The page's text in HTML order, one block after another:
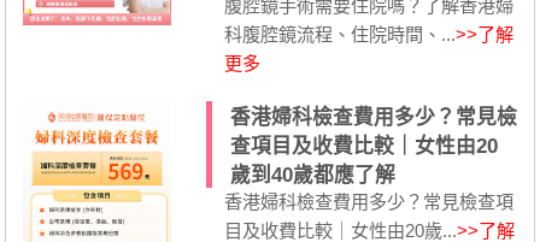
腹腔鏡手術需要住院嗎？了解香港婦
科腹腔鏡流程、住院時間、...>>了解
更多
香港婦科檢查費用多少？常見檢
查項目及收費比較｜女性由20
歲到40歲都應了解
香港婦科檢查費用多少？常見檢查項
目及收費比較｜女性由20歲...>>了解